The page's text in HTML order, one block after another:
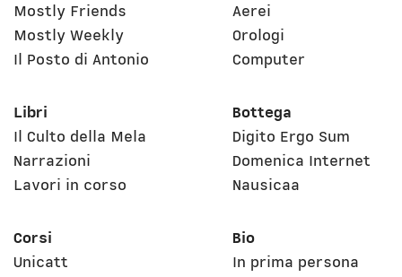
Mostly Friends
Mostly Weekly
Il Posto di Antonio
Aerei
Orologi
Computer
Libri
Il Culto della Mela
Narrazioni
Lavori in corso
Bottega
Digito Ergo Sum
Domenica Internet
Nausicaa
Corsi
Unicatt
Bio
In prima persona